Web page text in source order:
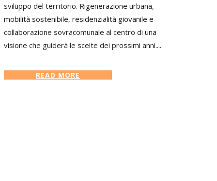
sviluppo del territorio. Rigenerazione urbana,
mobilità sostenibile, residenzialità giovanile e
collaborazione sovracomunale al centro di una
visione che guiderà le scelte dei prossimi anni....
READ MORE